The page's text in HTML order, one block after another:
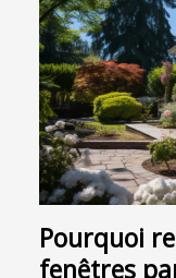
Pourquoi
fenêtres